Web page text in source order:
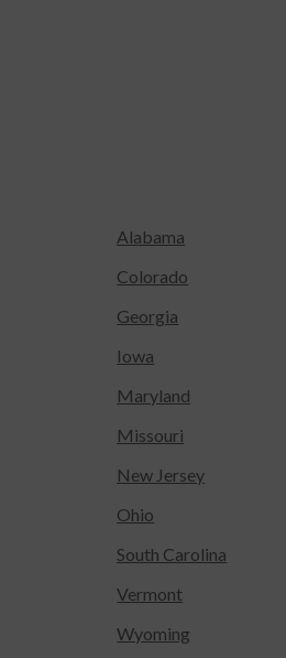
Alabama
Colorado
Georgia
Iowa
Maryland
Missouri
New Jersey
Ohio
South Carolina
Vermont
Wyoming